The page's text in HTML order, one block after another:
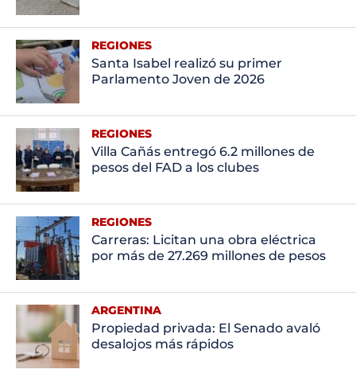
REGIONES
Santa Isabel realizó su primer
Parlamento Joven de 2026
REGIONES
Villa Cañás entregó 6.2 millones de
pesos del FAD a los clubes
REGIONES
Carreras: Licitan una obra eléctrica
por más de 27.269 millones de pesos
ARGENTINA
Propiedad privada: El Senado avaló
desalojos más rápidos